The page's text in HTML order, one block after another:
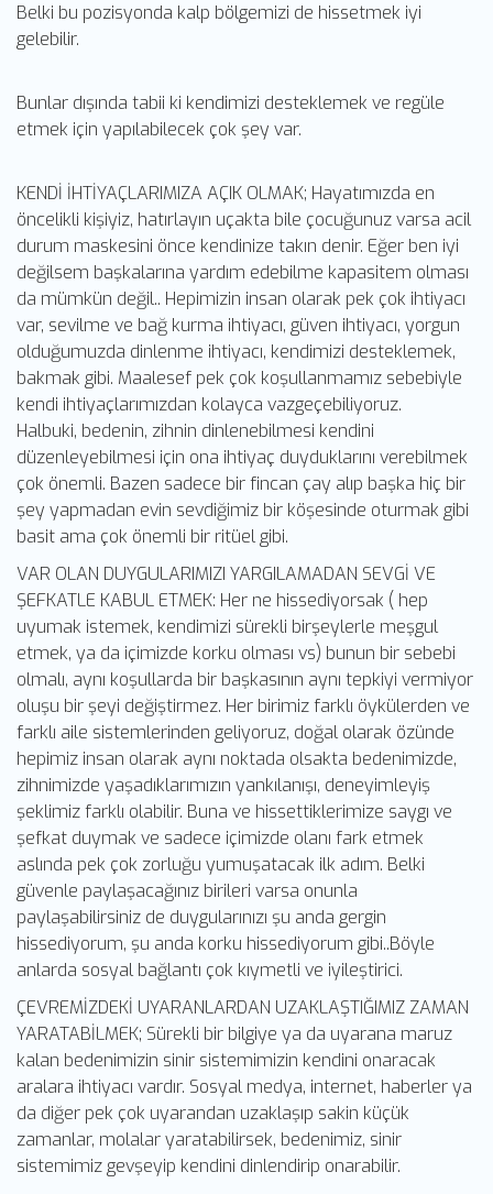
Belki bu pozisyonda kalp bölgemizi de hissetmek iyi
gelebilir.
Bunlar dışında tabii ki kendimizi desteklemek ve regüle
etmek için yapılabilecek çok şey var.
KENDİ İHTİYAÇLARIMIZA AÇIK OLMAK; Hayatımızda en
öncelikli kişiyiz, hatırlayın uçakta bile çocuğunuz varsa acil
durum maskesini önce kendinize takın denir. Eğer ben iyi
değilsem başkalarına yardım edebilme kapasitem olması
da mümkün değil.. Hepimizin insan olarak pek çok ihtiyacı
var, sevilme ve bağ kurma ihtiyacı, güven ihtiyacı, yorgun
olduğumuzda dinlenme ihtiyacı, kendimizi desteklemek,
bakmak gibi. Maalesef pek çok koşullanmamız sebebiyle
kendi ihtiyaçlarımızdan kolayca vazgeçebiliyoruz.
Halbuki, bedenin, zihnin dinlenebilmesi kendini
düzenleyebilmesi için ona ihtiyaç duyduklarını verebilmek
çok önemli. Bazen sadece bir fincan çay alıp başka hiç bir
şey yapmadan evin sevdiğimiz bir köşesinde oturmak gibi
basit ama çok önemli bir ritüel gibi.
VAR OLAN DUYGULARIMIZI YARGILAMADAN SEVGİ VE
ŞEFKATLE KABUL ETMEK: Her ne hissediyorsak ( hep
uyumak istemek, kendimizi sürekli birşeylerle meşgul
etmek, ya da içimizde korku olması vs) bunun bir sebebi
olmalı, aynı koşullarda bir başkasının aynı tepkiyi vermiyor
oluşu bir şeyi değiştirmez. Her birimiz farklı öykülerden ve
farklı aile sistemlerinden geliyoruz, doğal olarak özünde
hepimiz insan olarak aynı noktada olsakta bedenimizde,
zihnimizde yaşadıklarımızın yankılanışı, deneyimleyiş
şeklimiz farklı olabilir. Buna ve hissettiklerimize saygı ve
şefkat duymak ve sadece içimizde olanı fark etmek
aslında pek çok zorluğu yumuşatacak ilk adım. Belki
güvenle paylaşacağınız birileri varsa onunla
paylaşabilirsiniz de duygularınızı şu anda gergin
hissediyorum, şu anda korku hissediyorum gibi..Böyle
anlarda sosyal bağlantı çok kıymetli ve iyileştirici.
ÇEVREMİZDEKİ UYARANLARDAN UZAKLAŞTIĞIMIZ ZAMAN
YARATABİLMEK; Sürekli bir bilgiye ya da uyarana maruz
kalan bedenimizin sinir sistemimizin kendini onaracak
aralara ihtiyacı vardır. Sosyal medya, internet, haberler ya
da diğer pek çok uyarandan uzaklaşıp sakin küçük
zamanlar, molalar yaratabilirsek, bedenimiz, sinir
sistemimiz gevşeyip kendini dinlendirip onarabilir.